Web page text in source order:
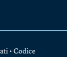
• Codice